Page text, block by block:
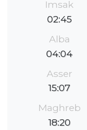
Imsak
02:45
Alba
04:04
Asser
15:07
Maghreb
18:20